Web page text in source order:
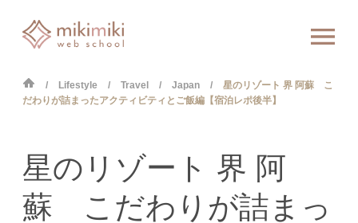
Lifestyle Travel Japan
星のリゾート 界 阿蘇 こ
だわりが詰まったアクティビティとご飯編【宿泊レポ後半】
星のリゾート 界 阿
蘇 こだわりが詰まっ